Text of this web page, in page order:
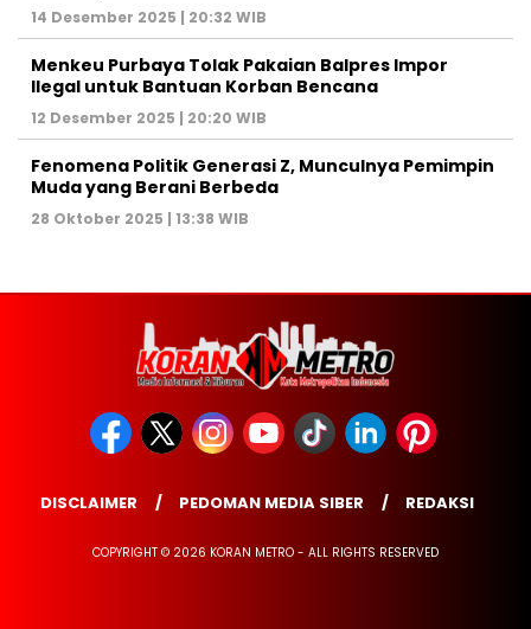
14 Desember 2025 | 20:32 WIB
Menkeu Purbaya Tolak Pakaian Balpres Impor
Ilegal untuk Bantuan Korban Bencana
12 Desember 2025 | 20:20 WIB
Fenomena Politik Generasi Z, Munculnya Pemimpin
Muda yang Berani Berbeda
28 Oktober 2025 | 13:38 WIB
DISCLAIMER PEDOMAN MEDIA SIBER REDAKSI
COPYRIGHT © 2026 KORAN METRO - ALL RIGHTS RESERVED